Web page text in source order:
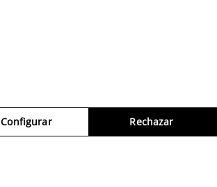
Configurar Rechazar